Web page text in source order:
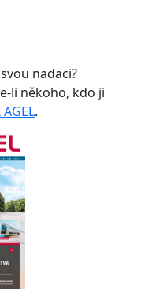
nadaci?
li někoho, kdo ji
.